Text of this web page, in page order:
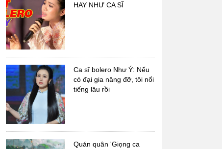
Nhạc sĩ Hoài Linh
HAY NHƯ CA SĨ
Ca sĩ bolero Như Ý: Nếu
có đại gia nâng đỡ, tôi nổi
tiếng lâu rồi
Quán quân 'Giọng ca